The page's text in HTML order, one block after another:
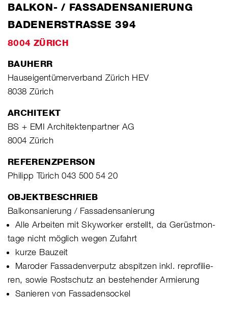
BALKON- / FASSADENSANIERUNG
BADENERSTRASSE 394
8004 ZÜRICH
BAUHERR
Hauseigentümerverband Zürich HEV
8038 Zürich
ARCHITEKT
BS + EMI Architektenpartner AG
8004 Zürich
REFERENZPERSON
Philipp Türich 043 500 54 20
OBJEKTBESCHRIEB
Balkonsanierung / Fassadensanierung
Alle Arbeiten mit Skyworker erstellt, da Gerüstmon-
tage nicht möglich wegen Zufahrt
kurze Bauzeit
Maroder Fassadenverputz abspitzen inkl. reprofilie-
ren, sowie Rostschutz an bestehender Armierung
Sanieren von Fassadensockel